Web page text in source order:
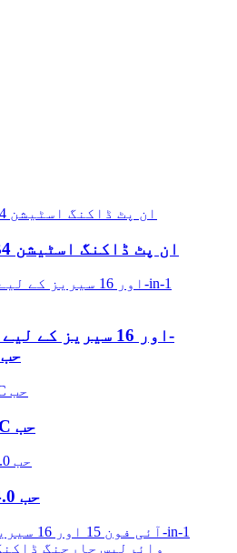
16-in-1 USB4 ان پٹ ڈاکنگ اسٹیشن
in-1 USB-C حب
7-in-1 USB-C حب
9-in-1 USB4.0 حب